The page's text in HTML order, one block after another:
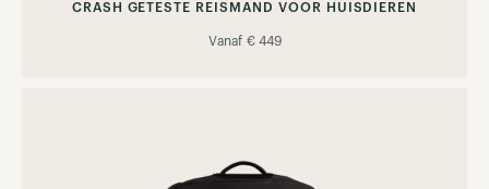
CRASH GETESTE REISMAND VOOR HUISDIEREN
Vanaf € 449